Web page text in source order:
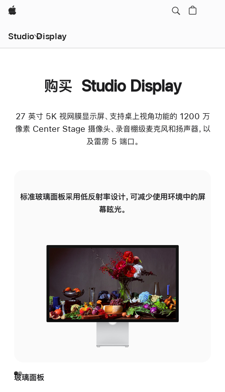
Apple
Studio Display
购买 Studio Display
27 英寸 5K 视网膜显示屏、支持桌上视角功能的 1200 万
像素 Center Stage 摄像头、录音棚级麦克风和扬声器，以
及雷雳 5 端口。
标准玻璃面板采用低反射率设计，可减少使用环境中的屏
幕眩光。
玻璃面板